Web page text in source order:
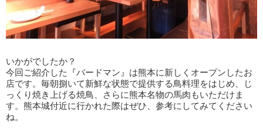
いかがでしたか？
今回ご紹介した『バードマン』は熊本に新しくオープンしたお
店です。毎朝捌いて新鮮な状態で提供する鳥料理をはじめ、じ
っくり焼き上げる焼鳥、さらに熊本名物の馬肉もいただけま
す。熊本城付近に行かれた際はぜひ、参考にしてみてください
ね。